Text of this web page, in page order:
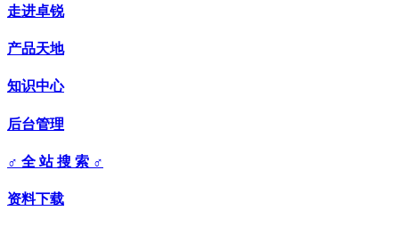
走进卓锐
产品天地
知识中心
后台管理
♂ 全 站 搜 索 ♂
资料下载